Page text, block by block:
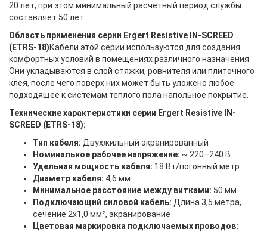
20 лет, при этом минимальный расчетный период службы
составляет 50 лет.
Область применения серии Ergert Resistive IN-SCREED
(ETRS-18)Кабели этой серии используются для создания
комфортных условий в помещениях различного назначения.
Они укладываются в слой стяжки, ровнителя или плиточного
клея, после чего поверх них может быть уложено любое
подходящее к системам теплого пола напольное покрытие.
Технические характеристики серии Ergert Resistive IN-
SCREED (ETRS-18):
Тип кабеля: Двухжильный экранированный
Номинальное рабочее напряжение: ~ 220–240 В
Удельная мощность кабеля: 18 Вт/погонный метр
Диаметр кабеля: 4,6 мм
Минимальное расстояние между витками: 50 мм
Подключающий силовой кабель: Длина 3,5 метра,
сечение 2x1,0 мм², экранирование
Цветовая маркировка подключаемых проводов: